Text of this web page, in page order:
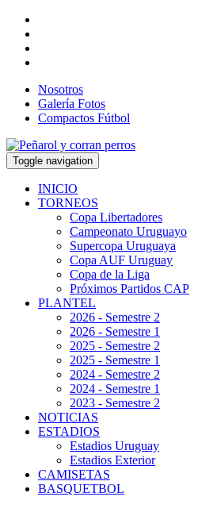
Nosotros
Galería Fotos
Compactos Fútbol
Toggle navigation
INICIO
TORNEOS
Copa Libertadores
Campeonato Uruguayo
Supercopa Uruguaya
Copa AUF Uruguay
Copa de la Liga
Próximos Partidos CAP
PLANTEL
2026 - Semestre 2
2026 - Semestre 1
2025 - Semestre 2
2025 - Semestre 1
2024 - Semestre 2
2024 - Semestre 1
2023 - Semestre 2
NOTICIAS
ESTADIOS
Estadios Uruguay
Estadios Exterior
CAMISETAS
BASQUETBOL